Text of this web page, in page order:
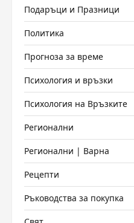
Подаръци и Празници
Политика
Прогноза за време
Психология и връзки
Психология на Връзките
Регионални
Регионални | Варна
Рецепти
Ръководства за покупка